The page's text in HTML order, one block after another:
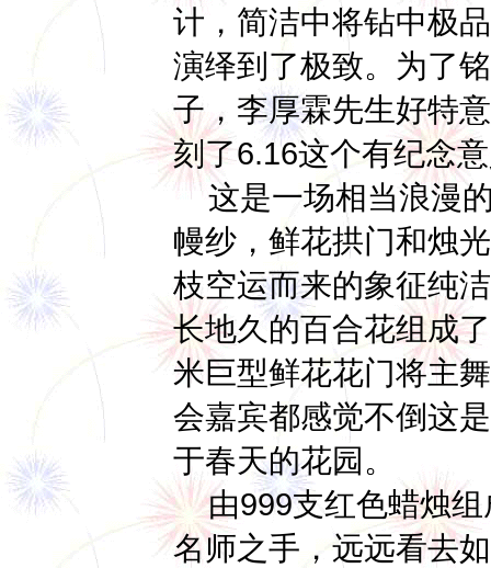
计，简洁中将钻中极
演绎到了极致。为了
子，李厚霖先生好特
刻了6.16这个有纪念
这是一场相当浪漫
幔纱，鲜花拱门和烛
枝空运而来的象征纯
长地久的百合花组成
米巨型鲜花花门将主
会嘉宾都感觉不倒这
于春天的花园。
由999支红色蜡烛组
名师之手，远远看去